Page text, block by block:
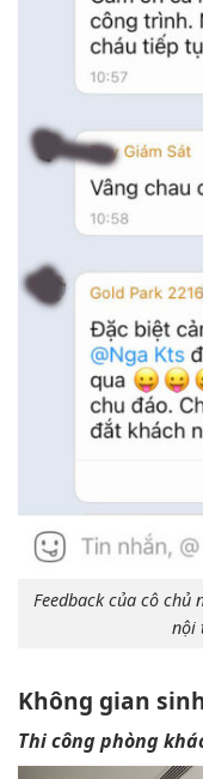
Feedback của cô
nội
Không gian
Thi công phòng